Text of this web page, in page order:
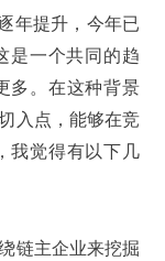
年提升，今年已
是一个共同的趋
多。在这种背景
入点，能够在竞
我觉得有以下几
链主企业来挖掘